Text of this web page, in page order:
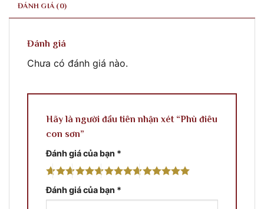
ĐÁNH GIÁ (0)
Đánh giá
Chưa có đánh giá nào.
Hãy là người đầu tiên nhận xét “Phù điêu
con sơn”
Đánh giá của bạn *
Đánh giá của bạn *